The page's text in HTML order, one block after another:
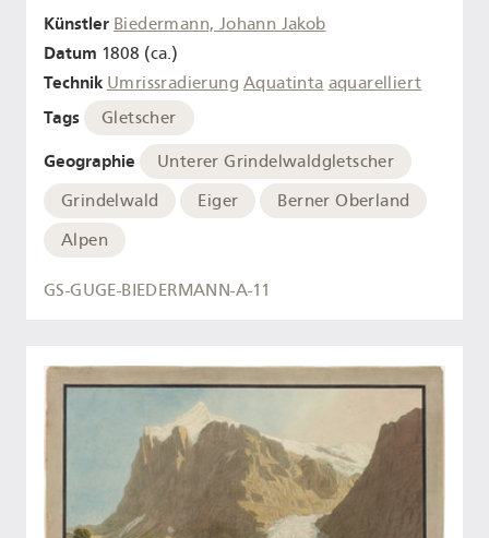
Künstler Biedermann, Johann Jakob
Datum 1808 (ca.)
Technik Umrissradierung Aquatinta aquarelliert
Tags Gletscher
Geographie
Unterer Grindelwaldgletscher
Grindelwald
Eiger
Berner Oberland
Alpen
GS-GUGE-BIEDERMANN-A-11